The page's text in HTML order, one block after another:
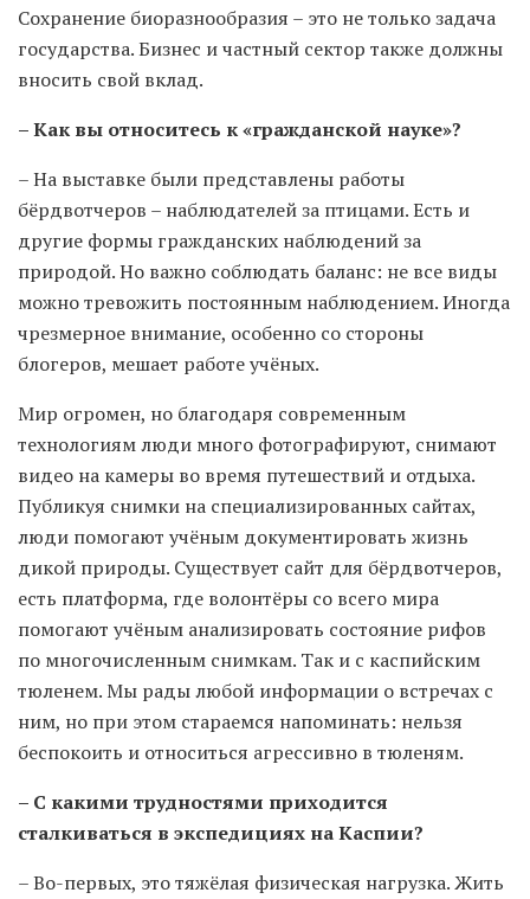
Сохранение биоразнообразия – это не только задача
государства. Бизнес и частный сектор также должны
вносить свой вклад.
– Как вы относитесь к «гражданской науке»?
– На выставке были представлены работы
бёрдвотчеров – наблюдателей за птицами. Есть и
другие формы гражданских наблюдений за
природой. Но важно соблюдать баланс: не все виды
можно тревожить постоянным наблюдением. Иногда
чрезмерное внимание, особенно со стороны
блогеров, мешает работе учёных.
Мир огромен, но благодаря современным
технологиям люди много фотографируют, снимают
видео на камеры во время путешествий и отдыха.
Публикуя снимки на специализированных сайтах,
люди помогают учёным документировать жизнь
дикой природы. Существует сайт для бёрдвотчеров,
есть платформа, где волонтёры со всего мира
помогают учёным анализировать состояние рифов
по многочисленным снимкам. Так и с каспийским
тюленем. Мы рады любой информации о встречах с
ним, но при этом стараемся напоминать: нельзя
беспокоить и относиться агрессивно в тюленям.
– С какими трудностями приходится
сталкиваться в экспедициях на Каспии?
– Во-первых, это тяжёлая физическая нагрузка. Жить